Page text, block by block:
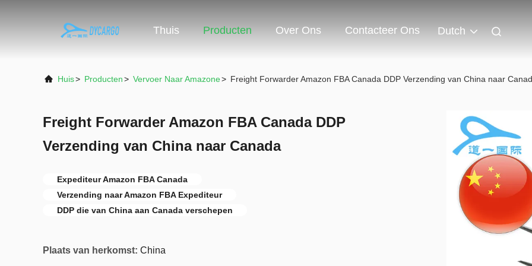
Thuis Producten Over Ons Contacteer Ons Dutch
Huis> Producten> Vervoer Naar Amazone> Freight Forwarder Amazon FBA Canada DDP Verzending van China naar
Freight Forwarder Amazon FBA Canada DDP
Verzending van China naar Canada
Expediteur Amazon FBA Canada
Verzending naar Amazon FBA Expediteur
DDP die van China aan Canada verschepen
Plaats van herkomst: China